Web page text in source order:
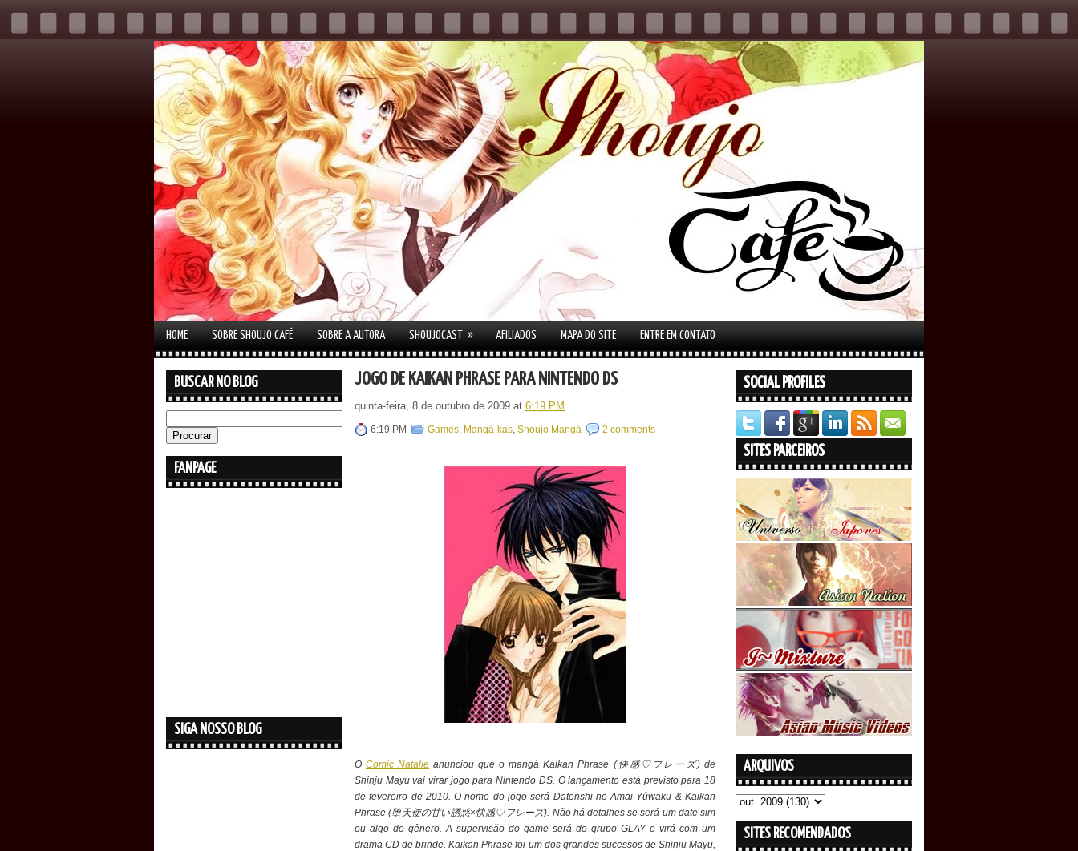
HOME SOBRE SHOUJO CAFÉ SOBRE A AUTORA SHOUJOCAST » AFILIADOS MAPA DO SITE ENTRE EM CONTATO
BUSCAR NO BLOG
FANPAGE
SIGA NOSSO BLOG
JOGO DE KAIKAN PHRASE PARA NINTENDO DS
quinta-feira, 8 de outubro de 2009 at 6:19 PM
6:19 PM Games, Mangá-kas, Shoujo Mangá 2 comments
OComic Natalie anunciou que o mangá Kaikan Phrase (快感♡フレーズ) de
Shinju Mayu vai virar jogo para Nintendo DS. O lançamento está previsto para 18
de fevereiro de 2010. O nome do jogo será Datenshi no Amai Yûwaku & Kaikan
Phrase (堕天使の甘い誘惑×快感♡フレーズ). Não há detalhes se será um date sim
ou algo do gênero. A supervisão do game será do grupo GLAY e virá com um
drama CD de brinde. Kaikan Phrase foi um dos grandes sucessos de Shinju Mayu,
SOCIAL PROFILES
SITES PARCEIROS
ARQUIVOS
SITES RECOMENDADOS